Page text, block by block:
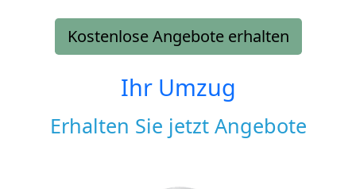
Kostenlose Angebote erhalten
Ihr Umzug
Erhalten Sie jetzt Angebote